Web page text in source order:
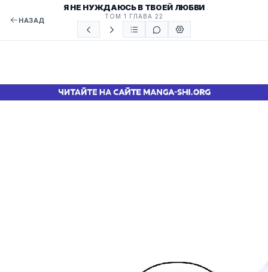
НАЗАД
Я НЕ НУЖДАЮСЬ В ТВОЕЙ ЛЮБВИ
ТОМ 1 ГЛАВА 22